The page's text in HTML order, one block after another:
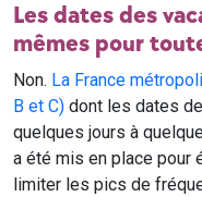
Les dates des
mêmes pour
Non. La France
B et C) dont les dates
quelques jours à
a été mis en place pour
limiter les pics de